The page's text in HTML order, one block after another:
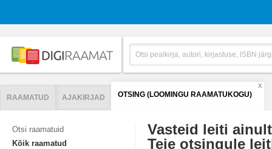
RAAMATUD AJAKIRJAD OTSING (LOOMINGU RAAMATUKOGU)
X
Otsi raamatuid
Kõik raamatud
Vasteid leiti
Teie otsingule